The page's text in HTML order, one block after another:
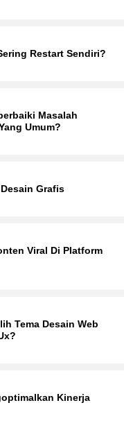
Restart Sendiri?
Masalah
Umum?
Grafis
Viral Di Platform
Tema Desain Web
Kinerja